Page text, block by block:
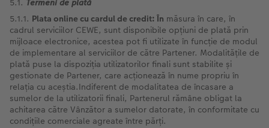
5.1. Termeni de plată
5.1.1. Plata online cu cardul de credit: În măsura în care, în
cadrul serviciilor CEWE, sunt disponibile opțiuni de plată prin
mijloace electronice, acestea pot fi utilizate în funcție de modul
de implementare al serviciilor de către Partener. Modalitățile de
plată puse la dispoziția utilizatorilor finali sunt stabilite și
gestionate de Partener, care acționează în nume propriu în
relația cu aceștia.Indiferent de modalitatea de încasare a
sumelor de la utilizatorii finali, Partenerul rămâne obligat la
achitarea către Vânzător a sumelor datorate, în conformitate cu
condițiile comerciale agreate între părți.